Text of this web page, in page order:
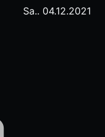
Sa.. 04.12.2021